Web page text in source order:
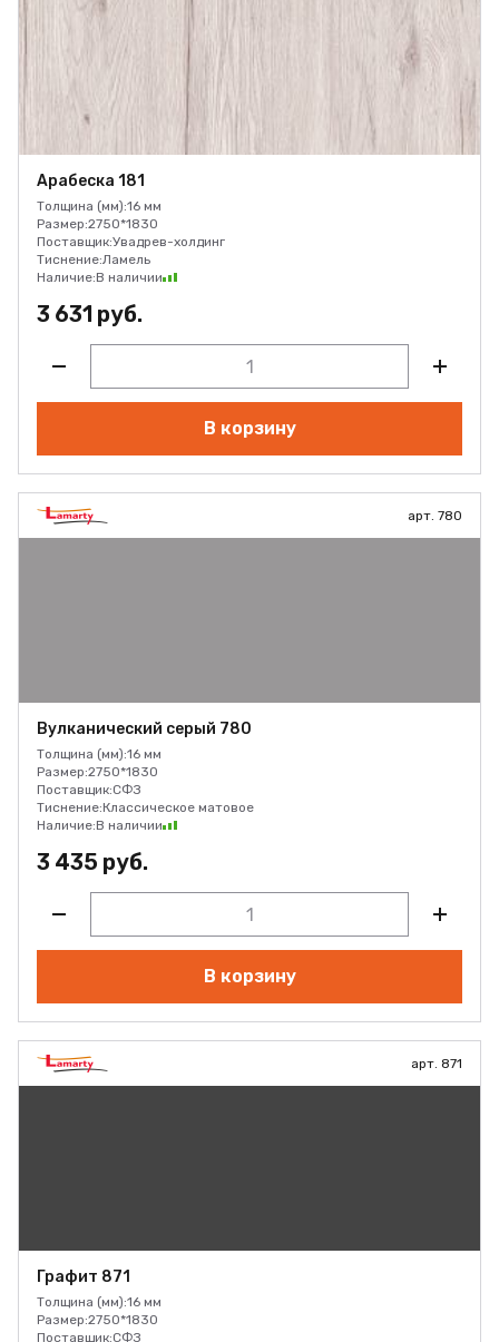
Арабеска 181
Толщина (мм):16 мм
Размер:2750*1830
Поставщик:Увадрев-холдинг
Тиснение:Ламель
Наличие:В наличии
3 631 руб.
В корзину
арт. 780
Вулканический серый 780
Толщина (мм):16 мм
Размер:2750*1830
Поставщик:СФЗ
Тиснение:Классическое матовое
Наличие:В наличии
3 435 руб.
В корзину
арт. 871
Графит 871
Толщина (мм):16 мм
Размер:2750*1830
Поставщик:СФЗ